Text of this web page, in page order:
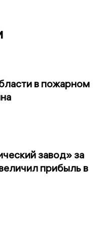
в пожарном
завод» за
прибыль в